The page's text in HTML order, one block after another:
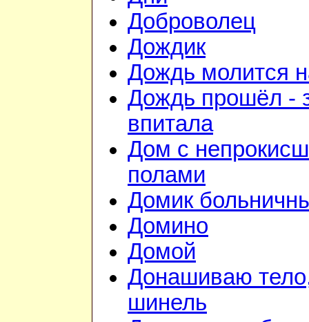
Доброволец
Дождик
Дождь молится
Дождь прошёл -
впитала
Дом с
полами
Домик
Домино
Домой
Донашиваю
шинель